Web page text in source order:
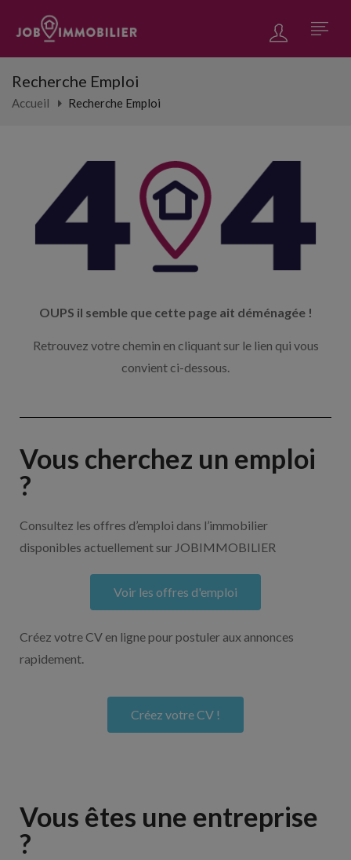
Recherche Emploi
Accueil Recherche Emploi
OUPS il semble que cette page ait déménagée !
Retrouvez votre chemin en cliquant sur le lien qui vous
convient ci-dessous.
Vous cherchez un emploi
?
Consultez les offres d’emploi dans l’immobilier
disponibles actuellement sur JOBIMMOBILIER
Voir les offres d'emploi
Créez votre CV en ligne pour postuler aux annonces
rapidement.
Créez votre CV !
Vous êtes une entreprise
?